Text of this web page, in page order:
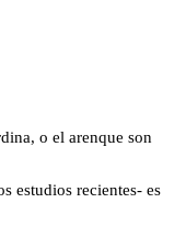
o el arenque son
estudios recientes- es